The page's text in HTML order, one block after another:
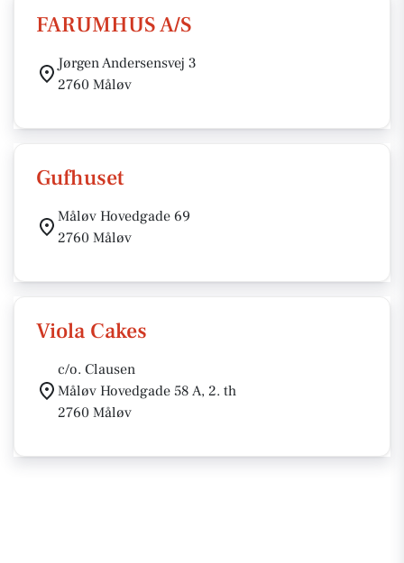
FARUMHUS A/S
Jørgen Andersensvej 3
2760 Måløv
Gufhuset
Måløv Hovedgade 69
2760 Måløv
Viola Cakes
c/o. Clausen
Måløv Hovedgade 58 A, 2. th
2760 Måløv